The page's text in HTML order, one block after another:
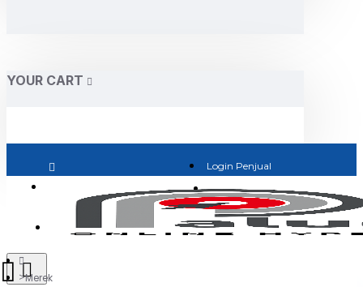
YOUR CART
Login Penjual
Jadi Penjual
Merek